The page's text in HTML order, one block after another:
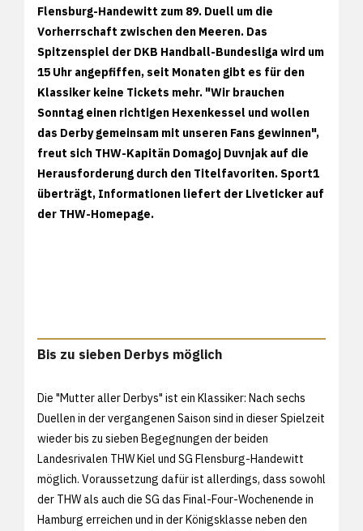
Flensburg-Handewitt zum 89. Duell um die
Vorherrschaft zwischen den Meeren. Das
Spitzenspiel der DKB Handball-Bundesliga wird um
15 Uhr angepfiffen, seit Monaten gibt es für den
Klassiker keine Tickets mehr. "Wir brauchen
Sonntag einen richtigen Hexenkessel und wollen
das Derby gemeinsam mit unseren Fans gewinnen",
freut sich THW-Kapitän Domagoj Duvnjak auf die
Herausforderung durch den Titelfavoriten. Sport1
überträgt, Informationen liefert der Liveticker auf
der THW-Homepage.
Bis zu sieben Derbys möglich
Die "Mutter aller Derbys" ist ein Klassiker: Nach sechs
Duellen in der vergangenen Saison sind in dieser Spielzeit
wieder bis zu sieben Begegnungen der beiden
Landesrivalen THW Kiel und SG Flensburg-Handewitt
möglich. Voraussetzung dafür ist allerdings, dass sowohl
der THW als auch die SG das Final-Four-Wochenende in
Hamburg erreichen und in der Königsklasse neben den